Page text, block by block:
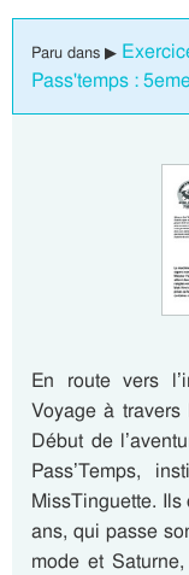
Paru dans ▶
Pass'temps :
En route vers
Voyage à travers
Début de
Pass’Temps,
MissTinguette.
ans, qui passe
mode et